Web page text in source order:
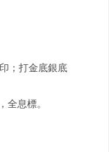
；打金底銀底
息標。